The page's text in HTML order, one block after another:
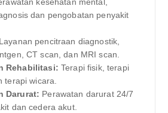
kesehatan mental,
dan pengobatan penyakit
Layanan pencitraan diagnostik,
CT scan, dan MRI scan.
Rehabilitasi: Terapi fisik, terapi
terapi wicara.
Darurat: Perawatan darurat 24/7
dan cedera akut.